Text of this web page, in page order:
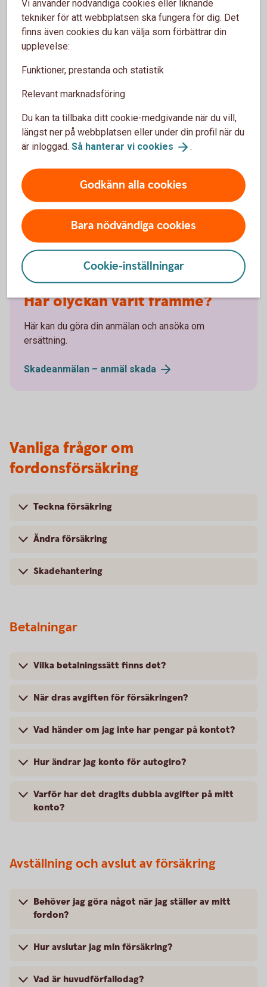
Exempel: Som Nyckelkund med bolån och
bilförsäkring får du 30 % rabatt om du tecknar ny
hemförsäkring. Rabatten visas när du är inloggad i
internetbank eller app och klickar på ”Se pris”.
*Rabatten gäller när du köper försäkringen Villahem,
Villa eller Hem (ej Fritidshus) i kombination med
försäkringen Bil, Lätt lastbil eller Husbil.
Anmäl skada
Har olyckan varit framme?
Här kan du göra din anmälan och ansöka om
ersättning.
Skadeanmälan – anmäl skada
Vanliga frågor om
fordonsförsäkring
Teckna försäkring
Ändra försäkring
Skadehantering
Betalningar
Vilka betalningssätt finns det?
När dras avgiften för försäkringen?
Vad händer om jag inte har pengar på kontot?
Hur ändrar jag konto för autogiro?
Varför har det dragits dubbla avgifter på mitt
konto?
Avställning och avslut av försäkring
Behöver jag göra något när jag ställer av mitt
fordon?
Hur avslutar jag min försäkring?
Vad är huvudförfallodag?
Vi använder nödvändiga cookies eller liknande
tekniker för att webbplatsen ska fungera för dig. Det
finns även cookies du kan välja som förbättrar din
upplevelse:
Funktioner, prestanda och statistik
Relevant marknadsföring
Du kan ta tillbaka ditt cookie-medgivande när du vill,
längst ner på webbplatsen eller under din profil när du
är inloggad. Så hanterar vi cookies .
Godkänn alla cookies
Bara nödvändiga cookies
Cookie-inställningar